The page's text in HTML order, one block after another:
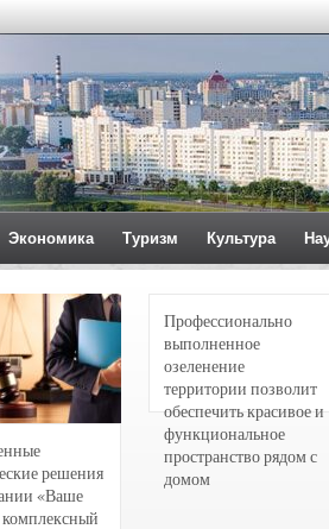
Экономика Туризм Культура
решения
«Ваше
Профессионально
выполненное
озеленение
территории позволит
обеспечить красивое и
функциональное
пространство рядом с
домом